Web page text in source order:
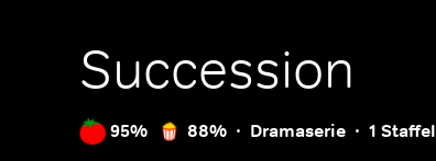
Succession
95% 88% Dramaserie 1 Staffel